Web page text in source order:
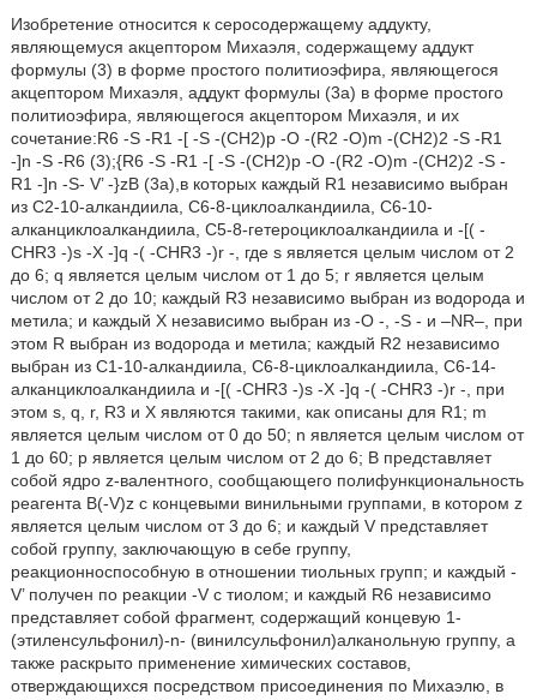
Изобретение относится к серосодержащему аддукту,
являющемуся акцептором Михаэля, содержащему аддукт
формулы (3) в форме простого политиоэфира, являющегося
акцептором Михаэля, аддукт формулы (3a) в форме простого
политиоэфира, являющегося акцептором Михаэля, и их
сочетание:R6 -S -R1 -[ -S -(CH2)p -O -(R2 -O)m -(CH2)2 -S -R1
-]n -S -R6 (3);{R6 -S -R1 -[ -S -(CH2)p -O -(R2 -O)m -(CH2)2 -S -
R1 -]n -S- V’ -}zB (3a),в которых каждый R1 независимо выбран
из C2-10-алкандиила, C6-8-циклоалкандиила, C6-10-
алканциклоалкандиила, C5-8-гетероциклоалкандиила и -[( -
CHR3 -)s -X -]q -( -CHR3 -)r -, где s является целым числом от 2
до 6; q является целым числом от 1 до 5; r является целым
числом от 2 до 10; каждый R3 независимо выбран из водорода и
метила; и каждый X независимо выбран из -O -, -S - и –NR–, при
этом R выбран из водорода и метила; каждый R2 независимо
выбран из C1-10-алкандиила, C6-8-циклоалкандиила, C6-14-
алканциклоалкандиила и -[( -CHR3 -)s -X -]q -( -CHR3 -)r -, при
этом s, q, r, R3 и X являются такими, как описаны для R1; m
является целым числом от 0 до 50; n является целым числом от
1 до 60; p является целым числом от 2 до 6; B представляет
собой ядро z-валентного, сообщающего полифункциональность
реагента B(-V)z с концевыми винильными группами, в котором z
является целым числом от 3 до 6; и каждый V представляет
собой группу, заключающую в себе группу,
реакционноспособную в отношении тиольных групп; и каждый -
V’ получен по реакции -V с тиолом; и каждый R6 независимо
представляет собой фрагмент, содержащий концевую 1-
(этиленсульфонил)-n- (винилсульфонил)алканольную группу, а
также раскрыто применение химических составов,
отверждающихся посредством присоединения по Михаэлю, в